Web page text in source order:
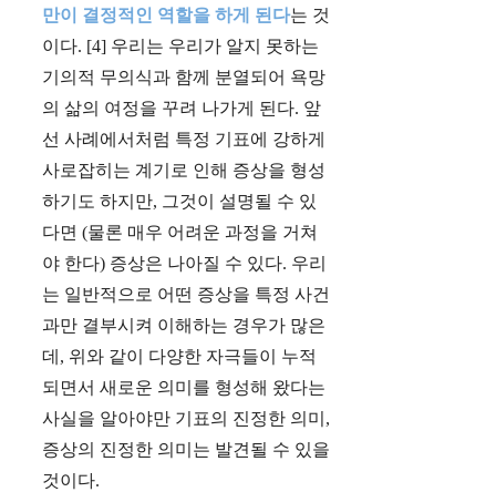
만이 결정적인 역할을 하게 된다는 것
이다. [4] 우리는 우리가 알지 못하는
기의적 무의식과 함께 분열되어 욕망
의 삶의 여정을 꾸려 나가게 된다. 앞
선 사례에서처럼 특정 기표에 강하게
사로잡히는 계기로 인해 증상을 형성
하기도 하지만, 그것이 설명될 수 있
다면 (물론 매우 어려운 과정을 거쳐
야 한다) 증상은 나아질 수 있다. 우리
는 일반적으로 어떤 증상을 특정 사건
과만 결부시켜 이해하는 경우가 많은
데, 위와 같이 다양한 자극들이 누적
되면서 새로운 의미를 형성해 왔다는
사실을 알아야만 기표의 진정한 의미,
증상의 진정한 의미는 발견될 수 있을
것이다.